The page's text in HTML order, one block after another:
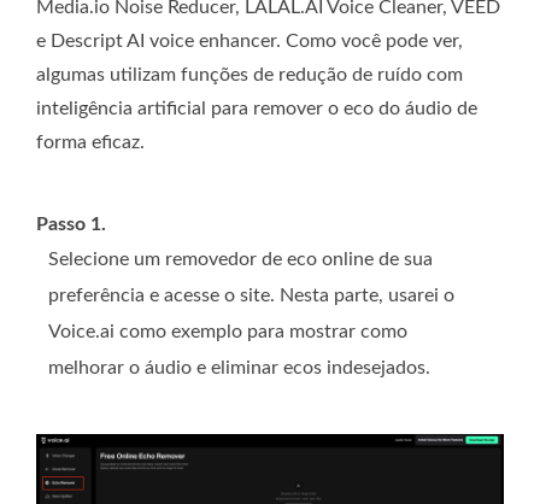
Media.io Noise Reducer, LALAL.AI Voice Cleaner, VEED
e Descript AI voice enhancer. Como você pode ver,
algumas utilizam funções de redução de ruído com
inteligência artificial para remover o eco do áudio de
forma eficaz.
Passo 1.
Selecione um removedor de eco online de sua
preferência e acesse o site. Nesta parte, usarei o
Voice.ai como exemplo para mostrar como
melhorar o áudio e eliminar ecos indesejados.